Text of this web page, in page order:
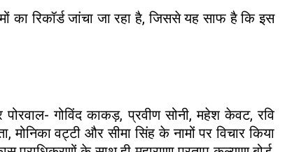
का रिकॉर्ड जांचा जा रहा है, जिससे यह साफ है कि इस
गोविंद काकड़, प्रवीण सोनी, महेश केवट, रवि
मोनिका वट्टी और सीमा सिंह के नामों पर विचार किया